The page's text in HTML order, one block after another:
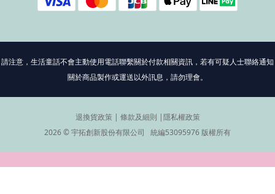
請注意，生活童話不會主動使用電話聯繫關於付款相關資訊，若有可疑人士聯絡通知
關於商品製作或運送以外訊息，請勿理會。
退換貨政策| 條款及細則 |隱私權政策
2026 © 宇拓創新股份有限公司 統編53095976 版權所有